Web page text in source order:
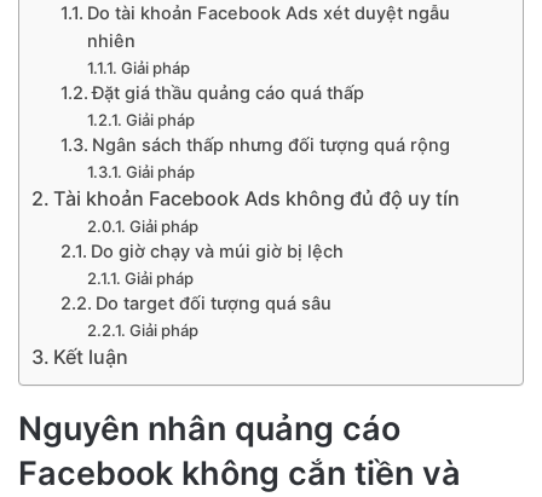
Do tài khoản Facebook Ads xét duyệt ngẫu
nhiên
Giải pháp
Đặt giá thầu quảng cáo quá thấp
Giải pháp
Ngân sách thấp nhưng đối tượng quá rộng
Giải pháp
Tài khoản Facebook Ads không đủ độ uy tín
Giải pháp
Do giờ chạy và múi giờ bị lệch
Giải pháp
Do target đối tượng quá sâu
Giải pháp
Kết luận
Nguyên nhân quảng cáo
Facebook không cắn tiền và